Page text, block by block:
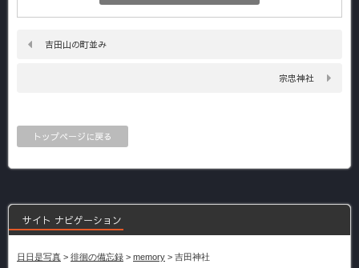
吉田山の町並み
宗忠神社
トップページに戻る
サイト ナビゲーション
日日是写真 > 徘徊の備忘録 > memory > 吉田神社